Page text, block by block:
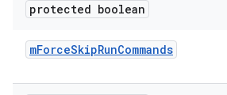
protected boolean
mForceSkipRunCommands